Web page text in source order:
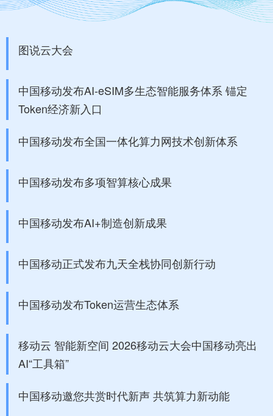
图说云大会
中国移动发布AI-eSIM多生态智能服务体系 锚定
Token经济新入口
中国移动发布全国一体化算力网技术创新体系
中国移动发布多项智算核心成果
中国移动发布AI+制造创新成果
中国移动正式发布九天全栈协同创新行动
中国移动发布Token运营生态体系
移动云 智能新空间 2026移动云大会中国移动亮出
AI“工具箱”
中国移动邀您共赏时代新声 共筑算力新动能